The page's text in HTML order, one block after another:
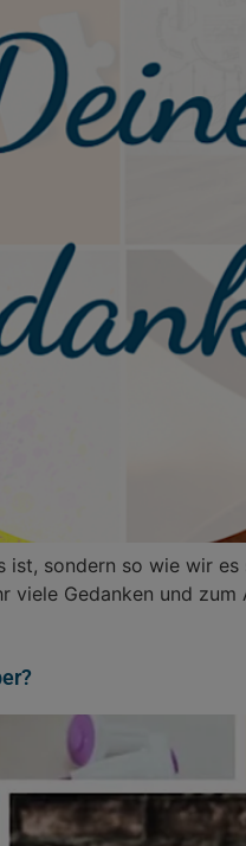
sondern so wie wir
Gedanken und